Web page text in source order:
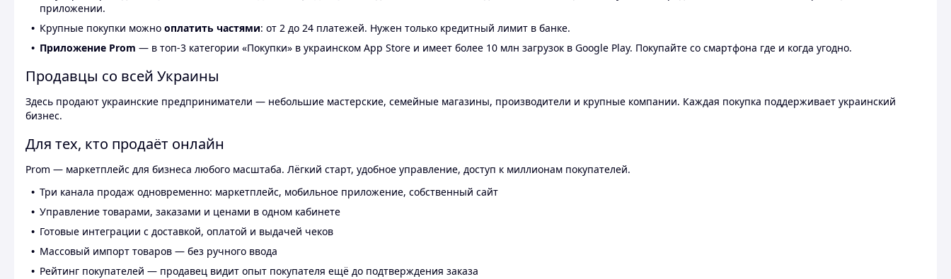
приложении.
Крупные покупки можно оплатить частями: от 2 до 24 платежей. Нужен только кредитный лимит в банке.
Приложение Prom — в топ-3 категории «Покупки» в украинском App Store и имеет более 10 млн загрузок в Google Play. Покупайте со смартфона где и когда угодно.
Продавцы со всей Украины
Здесь продают украинские предприниматели — небольшие мастерские, семейные магазины, производители и крупные компании. Каждая покупка поддерживает украинский
бизнес.
Для тех, кто продаёт онлайн
Prom — маркетплейс для бизнеса любого масштаба. Лёгкий старт, удобное управление, доступ к миллионам покупателей.
Три канала продаж одновременно: маркетплейс, мобильное приложение, собственный сайт
Управление товарами, заказами и ценами в одном кабинете
Готовые интеграции с доставкой, оплатой и выдачей чеков
Массовый импорт товаров — без ручного ввода
Рейтинг покупателей — продавец видит опыт покупателя ещё до подтверждения заказа